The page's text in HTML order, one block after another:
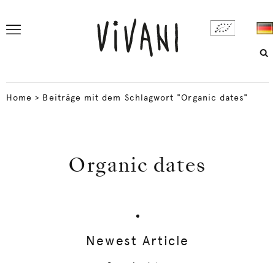
Home > Beiträge mit dem Schlagwort "Organic dates"
Organic dates
Newest Article